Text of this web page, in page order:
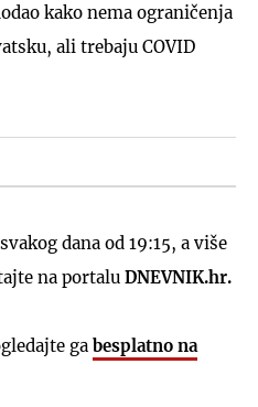
kako nema ograničenja
ali trebaju COVID
dana od 19:15, a više
na portalu DNEVNIK.hr.
ga besplatno na